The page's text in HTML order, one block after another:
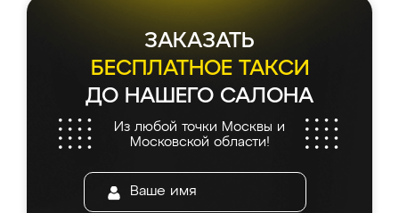
ЗАКАЗАТЬ
БЕСПЛАТНОЕ ТАКСИ
ДО НАШЕГО САЛОНА
Из любой точки Москвы и
Московской области!